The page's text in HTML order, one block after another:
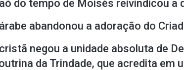
do tempo de Moisés reivindicou
abandonou a adoração do
negou a unidade absoluta de
da Trindade, que acredita